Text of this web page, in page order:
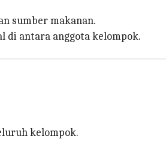
sumber makanan.
di antara anggota kelompok.
kelompok.